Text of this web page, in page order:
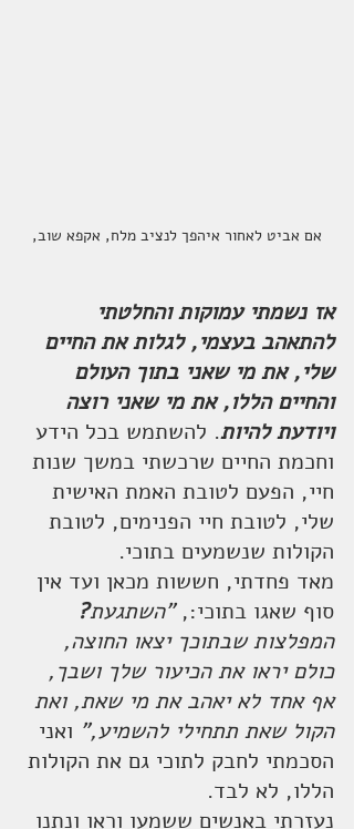
אם אביט לאחור איהפך לנציב מלח, אקפא שוב,
אז נשמתי עמוקות והחלטתי
להתאהב בעצמי, לגלות את החיים
שלי, את מי שאני בתוך העולם
והחיים הללו, את מי שאני רוצה
ויודעת להיות. להשתמש בכל הידע
וחכמת החיים שרכשתי במשך שנות
חיי, הפעם לטובת האמת האישית
שלי, לטובת חיי הפנימים, לטובת
הקולות שנשמעים בתוכי.
מאד פחדתי, חששות מכאן ועד אין
סוף שאגו בתוכי:, "השתגעת?
המפלצות שבתוכך יצאו החוצה,
כולם יראו את הכיעור שלך ושבך,
אף אחד לא יאהב את מי שאת, ואת
הקול שאת תתחילי להשמיע," ואני
הסכמתי לחבק לתוכי גם את הקולות
הללו, לא לבד.
נעזרתי באנשים ששמעו וראו ונתנו